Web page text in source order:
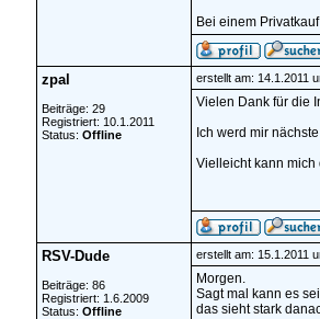
Bei einem
zpal
Beiträge: 29
Registriert: 10.1.2011
Status: Offline
erstellt am: 14.1.2011
Vielen Dank für die
Ich werd mir
Vielleicht kann
RSV-Dude
Beiträge: 86
Registriert: 1.6.2009
Status: Offline
erstellt am: 15.1.2011
Morgen.
Sagt mal kann es
das sieht stark